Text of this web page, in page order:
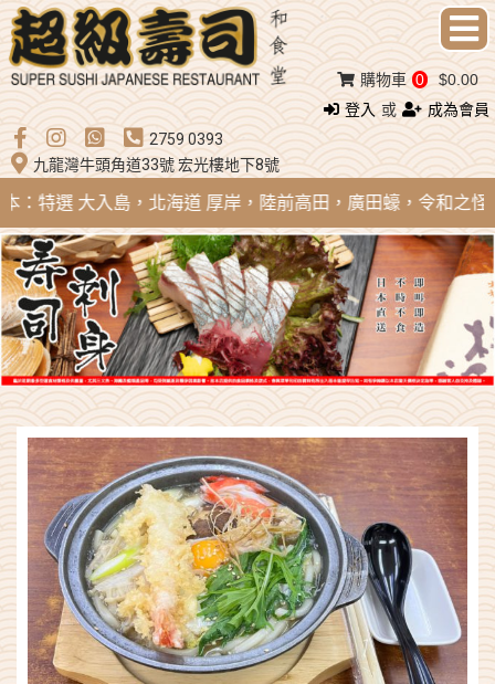
登入 或
成為會員
2759 0393
九龍灣牛頭角道33號 宏光樓地下8號
購物車 0 $0.00
：特選 大入島，北海道 厚岸，陸前高田，廣田蠔，令和之